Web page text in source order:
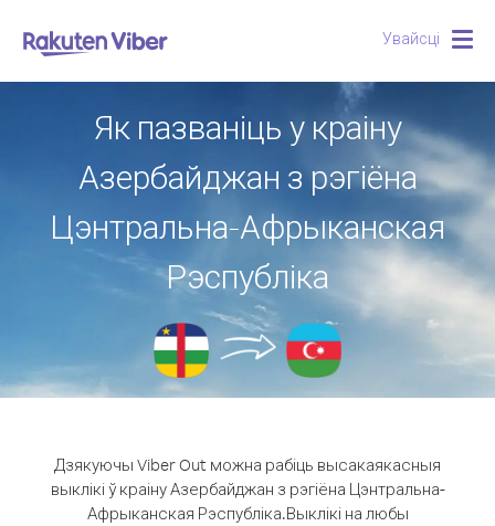
Увайсці
Як пазваніць у краіну
Азербайджан з рэгіёна
Цэнтральна-Афрыканская
Рэспубліка
Дзякуючы Viber Out можна рабіць высакаякасныя
выклікі ў краіну Азербайджан з рэгіёна Цэнтральна-
Афрыканская Рэспубліка.Выклікі на любы